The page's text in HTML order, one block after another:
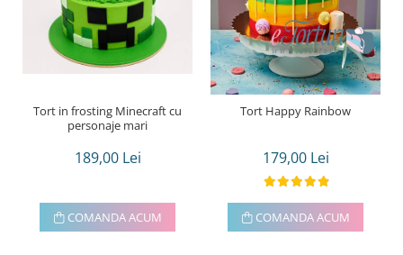
Tort in frosting Minecraft cu
personaje mari
189,00 Lei
COMANDA ACUM
Tort Happy Rainbow
179,00 Lei
COMANDA ACUM